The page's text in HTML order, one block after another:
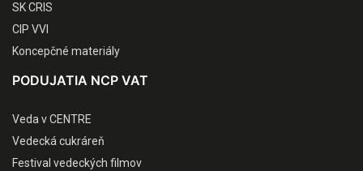
SK CRIS
CIP VVI
Koncepčné materiály
PODUJATIA NCP VAT
Veda v CENTRE
Vedecká cukráreň
Festival vedeckých filmov